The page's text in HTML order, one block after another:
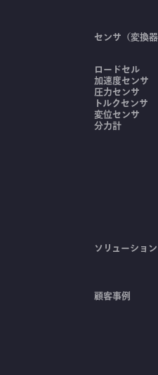
センサ（変換器
ロードセル
加速度センサ
圧力センサ
トルクセンサ
変位センサ
分力計
ソリューション
顧客事例